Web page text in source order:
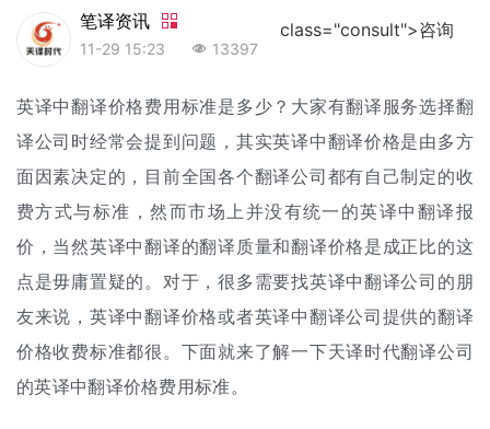
笔译资讯
11-29 15:23 13397
class="consult">咨询
英译中翻译价格费用标准是多少？大家有翻译服务选择翻
译公司 时经常会提到问题，其实英译中翻译价格是由多方
面因素决定的，目前全国各个翻译公司都有自己制定的收
费方式与标准，然而市场上并没有统一的英译中 翻译报
价 ，当然英译中翻译的翻译质量和翻译价格是成正比的这
点是毋庸置疑的。对于，很多需要找英译中翻译公司的朋
友来说，英译中翻译价格或者英译中翻译公司提供的翻译
价格收费标准都很。下面就来了解一下天译时代翻译公司
的英译中翻译价格费用标准。